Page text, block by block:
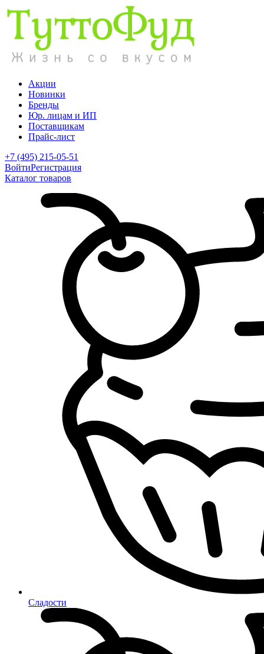
Акции
Новинки
Бренды
Юр. лицам и ИП
Поставщикам
Прайс-лист
+7 (495) 215-05-51
ВойтиРегистрация
Каталог товаров
Сладости